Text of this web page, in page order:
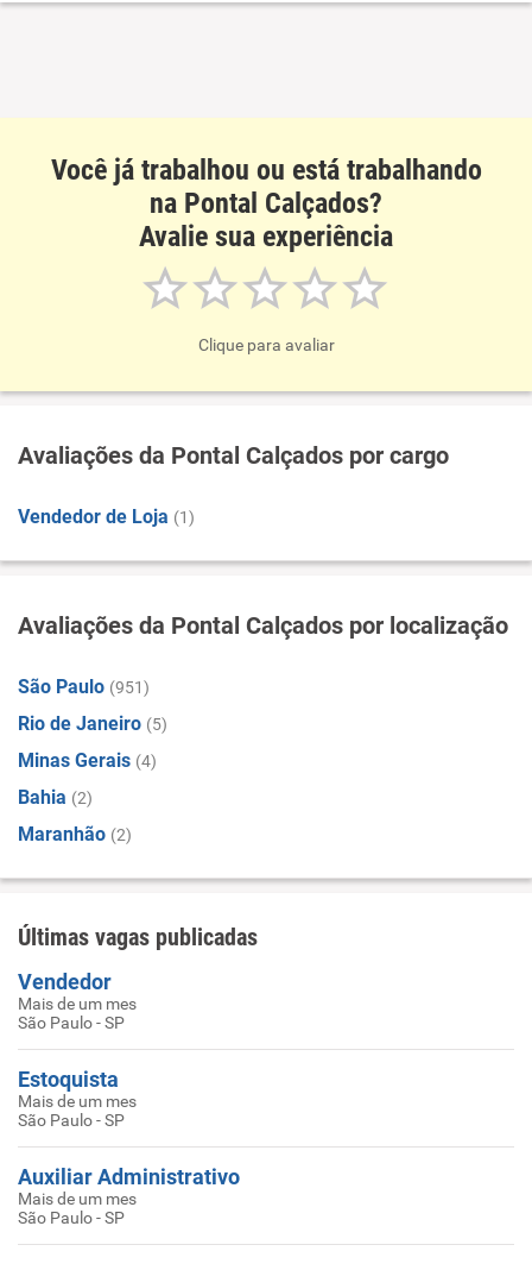
Você já trabalhou ou está trabalhando
na Pontal Calçados?
Avalie sua experiência
Clique para avaliar
Avaliações da Pontal Calçados por cargo
Vendedor de Loja (1)
Avaliações da Pontal Calçados por localização
São Paulo (951)
Rio de Janeiro (5)
Minas Gerais (4)
Bahia (2)
Maranhão (2)
Últimas vagas publicadas
Vendedor
Mais de um mes
São Paulo - SP
Estoquista
Mais de um mes
São Paulo - SP
Auxiliar Administrativo
Mais de um mes
São Paulo - SP